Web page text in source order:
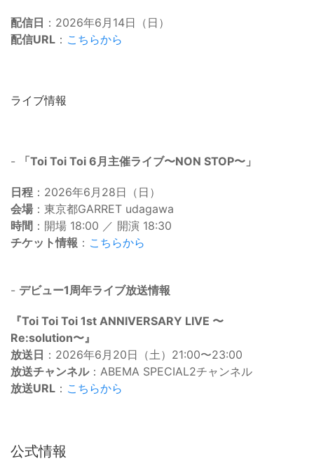
配信日 ：2026年6月14日（日）
配信URL ： こちらから
ライブ情報
- 「Toi Toi Toi 6月主催ライブ〜NON STOP〜」
日程 ：2026年6月28日（日）
会場 ：東京都GARRET udagawa
時間 ：開場 18:00 ／ 開演 18:30
チケット情報 ： こちらから
- デビュー1周年ライブ放送情報
『Toi Toi Toi 1st ANNIVERSARY LIVE 〜
Re:solution〜』
放送日 ：2026年6月20日（土）21:00〜23:00
放送チャンネル：ABEMA SPECIAL2チャンネル
放送URL ： こちらから
公式情報